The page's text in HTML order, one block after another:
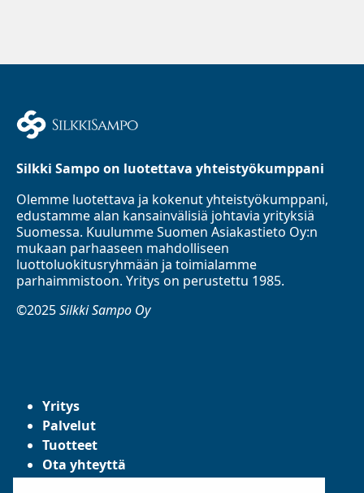
Silkki Sampo on luotettava yhteistyökumppani
Olemme luotettava ja kokenut yhteistyökumppani,
edustamme alan kansainvälisiä johtavia yrityksiä
Suomessa. Kuulumme Suomen Asiakastieto Oy:n
mukaan parhaaseen mahdolliseen
luottoluokitusryhmään ja toimialamme
parhaimmistoon. Yritys on perustettu 1985.
©2025Silkki Sampo Oy
Yritys
Palvelut
Tuotteet
Ota yhteyttä